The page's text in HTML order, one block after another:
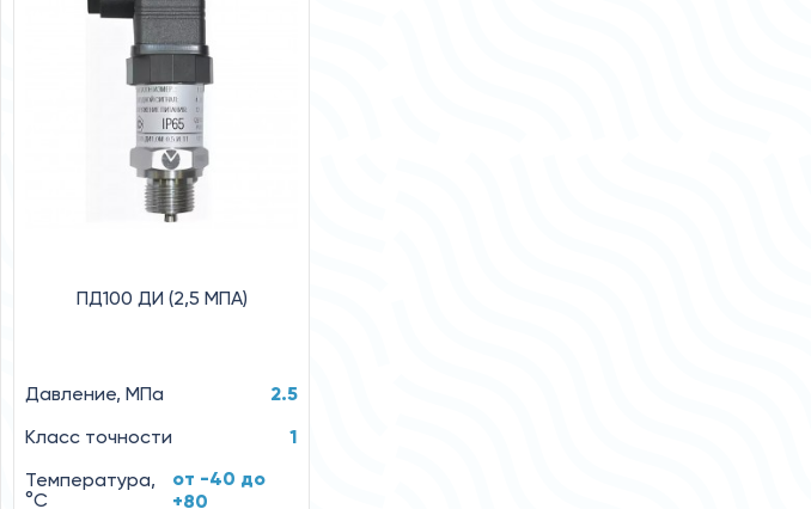
ПД100 ДИ (2,5 МПА)
Давление, МПа
2.5
Класс точности
1
Температура,
°C
от -40 до
+80